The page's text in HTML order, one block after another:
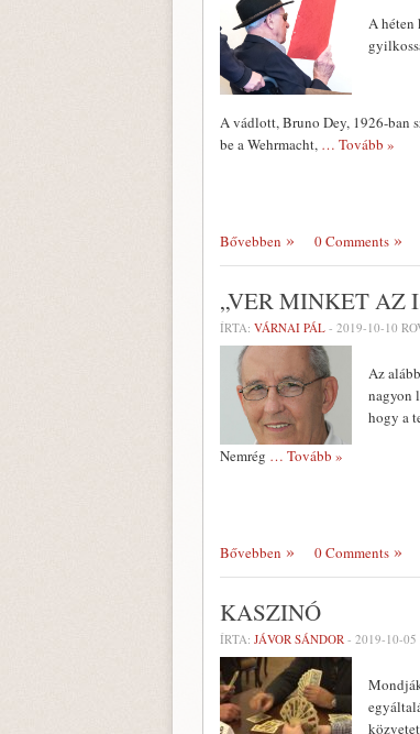
A héten
A vádlott, Bruno Dey, 1926-ban
be a Wehrmacht, … Tovább »
Bővebben 0 Comments
„VER MINKET AZ
ÍRTA: VÁRNAI PÁL - 2019-10-10
Az
nagyon
hogy a
Nemrég … Tovább »
Bővebben 0 Comments
KASZINÓ
ÍRTA: JÁVOR SÁNDOR - 2019-10-05